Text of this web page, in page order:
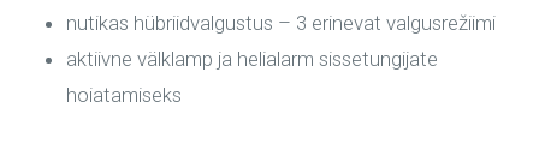
nutikas hübriidvalgustus – 3 erinevat valgusrežiimi
aktiivne välklamp ja helialarm sissetungijate
hoiatamiseks